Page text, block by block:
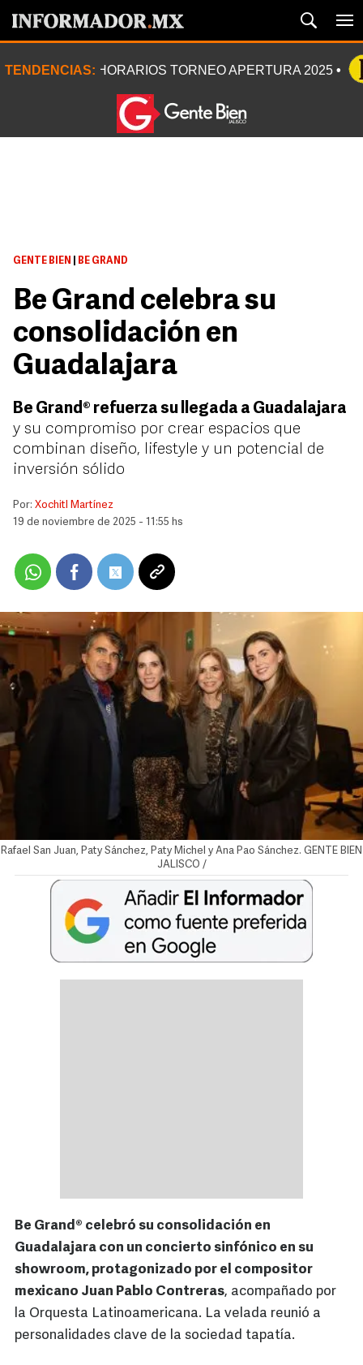
TENDENCIAS: HORARIOS TORNEO APERTURA 2025
GENTE BIEN BE GRAND
Be Grand celebra su
consolidación en
Guadalajara
Be Grand® refuerza su llegada a Guadalajara
y su compromiso por crear espacios que
combinan diseño, lifestyle y un potencial de
inversión sólido
Por: Xochitl Martínez
19 de noviembre de 2025 - 11:55 hs
Rafael San Juan, Paty Sánchez, Paty Michel y Ana Pao Sánchez. GENTE BIEN
JALISCO /
Be Grand® celebró su consolidación en
Guadalajara con un concierto sinfónico en su
showroom, protagonizado por el compositor
mexicano Juan Pablo Contreras, acompañado por
la Orquesta Latinoamericana. La velada reunió a
personalidades clave de la sociedad tapatía.